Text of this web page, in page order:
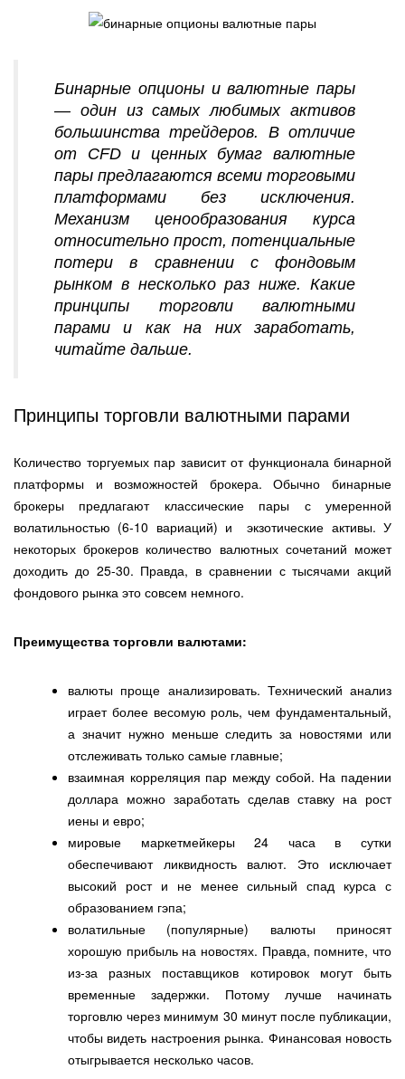
Бинарные опционы и валютные пары
— один из самых любимых активов
большинства трейдеров. В отличие
от CFD и ценных бумаг валютные
пары предлагаются всеми торговыми
платформами без исключения.
Механизм ценообразования курса
относительно прост, потенциальные
потери в сравнении с фондовым
рынком в несколько раз ниже. Какие
принципы торговли валютными
парами и как на них заработать,
читайте дальше.
Принципы торговли валютными парами
Количество торгуемых пар зависит от функционала бинарной
платформы и возможностей брокера. Обычно бинарные
брокеры предлагают классические пары с умеренной
волатильностью (6-10 вариаций) и экзотические активы. У
некоторых брокеров количество валютных сочетаний может
доходить до 25-30. Правда, в сравнении с тысячами акций
фондового рынка это совсем немного.
Преимущества торговли валютами:
валюты проще анализировать. Технический анализ
играет более весомую роль, чем фундаментальный,
а значит нужно меньше следить за новостями или
отслеживать только самые главные;
взаимная корреляция пар между собой. На падении
доллара можно заработать сделав ставку на рост
иены и евро;
мировые маркетмейкеры 24 часа в сутки
обеспечивают ликвидность валют. Это исключает
высокий рост и не менее сильный спад курса с
образованием гэпа;
волатильные (популярные) валюты приносят
хорошую прибыль на новостях. Правда, помните, что
из-за разных поставщиков котировок могут быть
временные задержки. Потому лучше начинать
торговлю через минимум 30 минут после публикации,
чтобы видеть настроения рынка. Финансовая новость
отыгрывается несколько часов.